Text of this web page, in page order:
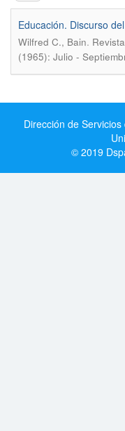
Educación. Discurso
Wilfred C., Bain.
(1965): Julio -
Dirección de
© 2019